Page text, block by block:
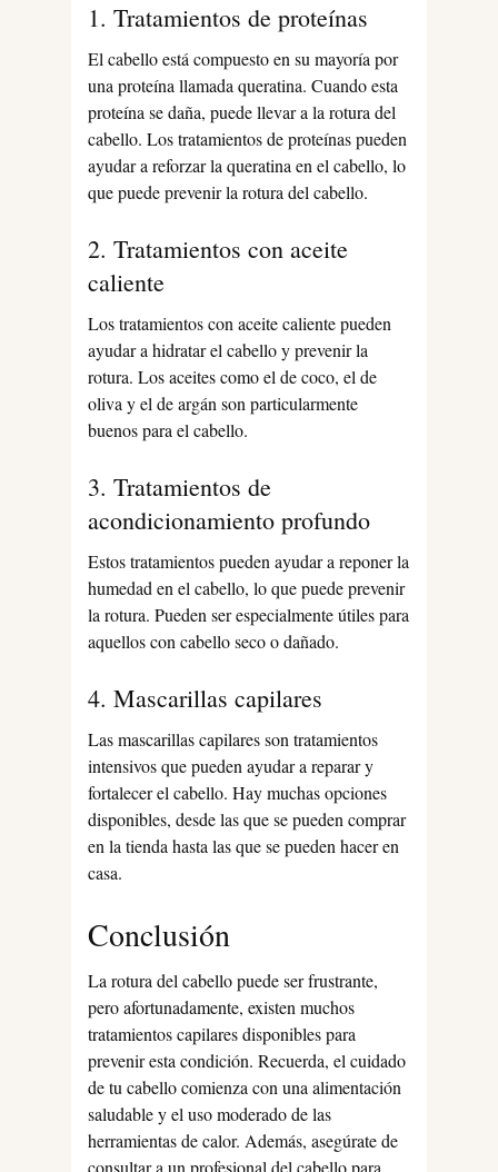
1. Tratamientos de proteínas
El cabello está compuesto en su mayoría por
una proteína llamada queratina. Cuando esta
proteína se daña, puede llevar a la rotura del
cabello. Los tratamientos de proteínas pueden
ayudar a reforzar la queratina en el cabello, lo
que puede prevenir la rotura del cabello.
2. Tratamientos con aceite
caliente
Los tratamientos con aceite caliente pueden
ayudar a hidratar el cabello y prevenir la
rotura. Los aceites como el de coco, el de
oliva y el de argán son particularmente
buenos para el cabello.
3. Tratamientos de
acondicionamiento profundo
Estos tratamientos pueden ayudar a reponer la
humedad en el cabello, lo que puede prevenir
la rotura. Pueden ser especialmente útiles para
aquellos con cabello seco o dañado.
4. Mascarillas capilares
Las mascarillas capilares son tratamientos
intensivos que pueden ayudar a reparar y
fortalecer el cabello. Hay muchas opciones
disponibles, desde las que se pueden comprar
en la tienda hasta las que se pueden hacer en
casa.
Conclusión
La rotura del cabello puede ser frustrante,
pero afortunadamente, existen muchos
tratamientos capilares disponibles para
prevenir esta condición. Recuerda, el cuidado
de tu cabello comienza con una alimentación
saludable y el uso moderado de las
herramientas de calor. Además, asegúrate de